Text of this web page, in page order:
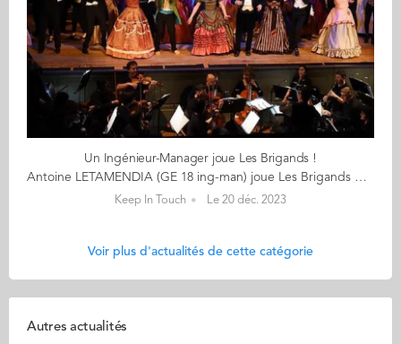
Un Ingénieur-Manager joue Les Brigands !
Antoine LETAMENDIA (GE 18 ing-man) joue Les Brigands d'Offenbach du 12 janvier au 4 février 2024 au théâtre du Gymnase Marie Bell (Paris) « Quelle joie d’entrer dans cette bande de brigands, tisser des liens, apprendre à chanter en chœur, ressentir l’énergie qui s’en dégage ! » Le jour, Antoine est chef de projet Bâtiment & Process industriel chez Chronopost. Le soir et certains week-ends, il se glisse dans la peau d'un brigand et d'un Espagnol dans l’opéra-bouffe Les Brigands d’Offenbach, au sein d’une Troupe mêlant amateurs, semi-professionnels et professionnels au profit d'associations : Les Tréteaux Lyriques. « Après avoir réussi l’audition, non sans stress, j’intègre la Troupe en tant que baryton pour enfin célébrer Offenbach ! » « J’ai l’impression de monter sur scène avec les stars de ma jeunesse. » En effet, Antoine découvrait la Troupe dès l’âge de 4 ans et distribuait les programmes de la première production des Brigands à 10 ans. Il connaît ainsi rapidement les airs de Falsacappa, Fiorella et Fragoletto sur le bout des doigts. Et son attachement à Offenbach ne l’a surtout jamais quitté : « Ses œuvres joyeuses m’accompagnent partout, durant les révisions, dans le métro ou le train. » En 2018, l'année de sa diplomation à Audencia, il sait qu'il montera sur scène, il le souhaite de tout coeur... Ce sera chose faite dès le 12 janvier prochain et ce, durant 12 représentations, au théâtre du Gymnase Marie Bell à Paris. > Accédez à la billetterie < > Découvrez le site de la Troupe < Les Brigands d’Offenbach Dernier grand succès avant la guerre franco-prussienne de 1870, Les Brigands présente un véritable monde à l’envers, qui malmène autant la géographie que les convenances, où le brigandage fait loi et l’armée de la figuration, et où l’argent ne fait même plus le bonheur ! Au cœur d’un paysage sauvage et montagneux règnent les terribles Brigands de la bande de Falsacappa, qui n’ont rien à craindre des carabiniers dont la principale qualité est d’arriver « toujours trop tard ». Mais les affaires vont mal et il est urgent que Falsacappa et son fidèle mentor Pietro trouvent une idée pour renflouer leurs caisses. Dans cette pièce, Jacques Offenbach y raille la haute finance (l'air du caissier), la mode espagnole en vogue à la cour (« il y a des gens qui se disent espagnols »), la futilité des têtes couronnées, la vanité de la diplomatie et l'inefficacité de la force publique (les carabiniers rendus célèbres par le bruit de leurs bottes arrivent toujours trop tard). La Troupe des Tréteaux Lyriques Créée en 1968, l'association ‘Les Tréteaux Lyriques’ fait revivre bénévolement les opéra-bouffes à la française. L'intégralité des bénéfices de ses spectacles est reversée à des œuvres humanitaires. La Troupe comprend une quarantaine de chanteuses et chanteurs tous bénévoles, motivés, qui s’engagent pour un spectacle. Celui-ci nécessite près d’une année de préparation. C’est pourquoi le rythme s’est imposé de donner un spectacle tous les deux ans. Ce rythme bisannuel permet aux membres de la troupe pris par leurs tâches professionnelles et familiales, de reprendre souffle pour donner le meilleur d’eux-mêmes au spectacle. Afin que leurs spectacles soient à la hauteur d’un public de plus en plus en plus exigeant, la Troupe fait appel à une équipe expérimentée pour la mise en scène, le travail des chœurs, la direction musicale et l’orchestre. De jeunes professionnels choisissent souvent de donner de leur temps et de leur talent à l’association élevant ainsi par leur présence le niveau général de la Troupe. Bon spectacle !
Keep In Touch Le 20 déc. 2023
Voir plus d'actualités de cette catégorie
Autres actualités